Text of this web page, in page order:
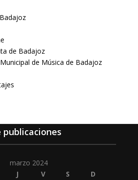
de Badajoz
de Música de Badajoz
publicaciones
marzo 2024
J V S
D